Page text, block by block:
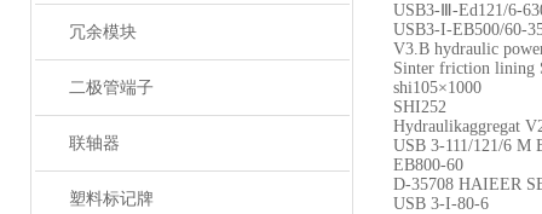
冗余模块
二极管端子
联轴器
塑料标记牌
USB3-Ⅲ-Ed121/6-
USB3-I-EB500/60-
V3.B hydraulic
Sinter friction lining
shi105×1000
SHI252
Hydraulikaggregat
USB 3-111/121/6 M
EB800-60
D-35708 HAIEER
USB 3-I-80-6